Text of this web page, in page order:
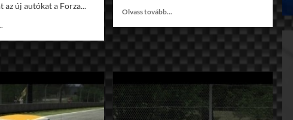
az új autókat a Forza...
Super
Stock
Olvass tovább...
1977
Pontiac
SE
v1.0